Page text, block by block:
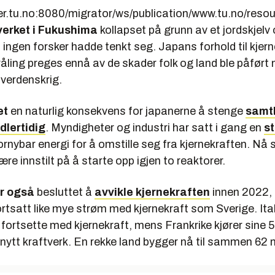
i Fukushima kollapset på grunn av et jordskjelv
forsker hadde tenkt seg. Japans forhold til
preges ennå av de skader folk og land ble påført
en naturlig konsekvens for japanerne å stenge
. Myndigheter og industri har satt i gang en
energi for å omstille seg fra kjernekraften. Nå
innstilt på å starte opp igjen to reaktorer.
også besluttet å avvikle kjernekraften innen 2022,
like mye strøm med kjernekraft som Sverige.
med kjernekraft, mens Frankrike kjører sine
kraftverk. En rekke land bygger nå til sammen 62